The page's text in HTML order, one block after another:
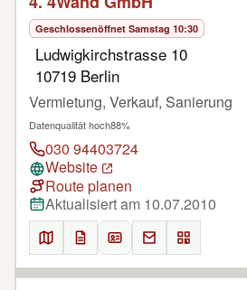
Geschlossenöffnet Samstag 10:30
Ludwigkirchstrasse 10
10719 Berlin
Vermietung, Verkauf, Sanierung
Datenqualität hoch88%
030 94403724
Website
Route planen
Aktualisiert am 10.07.2010